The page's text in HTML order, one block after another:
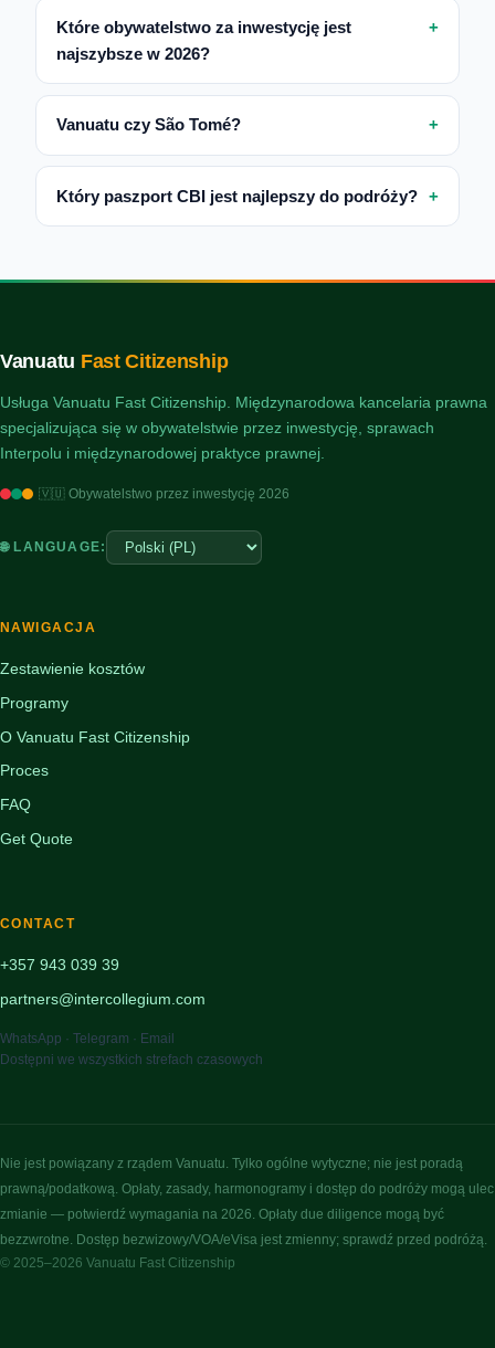
Które obywatelstwo za inwestycję jest
najszybsze w 2026?
Vanuatu czy São Tomé?
Który paszport CBI jest najlepszy do podróży?
Vanuatu Fast Citizenship
Usługa Vanuatu Fast Citizenship. Międzynarodowa kancelaria prawna
specjalizująca się w obywatelstwie przez inwestycję, sprawach
Interpolu i międzynarodowej praktyce prawnej.
🇻🇺 Obywatelstwo przez inwestycję 2026
🌐 LANGUAGE:
NAWIGACJA
Zestawienie kosztów
Programy
O Vanuatu Fast Citizenship
Proces
FAQ
Get Quote
CONTACT
+357 943 039 39
partners@intercollegium.com
WhatsApp · Telegram · Email
Dostępni we wszystkich strefach czasowych
Nie jest powiązany z rządem Vanuatu. Tylko ogólne wytyczne; nie jest poradą
prawną/podatkową. Opłaty, zasady, harmonogramy i dostęp do podróży mogą ulec
zmianie — potwierdź wymagania na 2026. Opłaty due diligence mogą być
bezzwrotne. Dostęp bezwizowy/VOA/eVisa jest zmienny; sprawdź przed podróżą.
© 2025–2026 Vanuatu Fast Citizenship